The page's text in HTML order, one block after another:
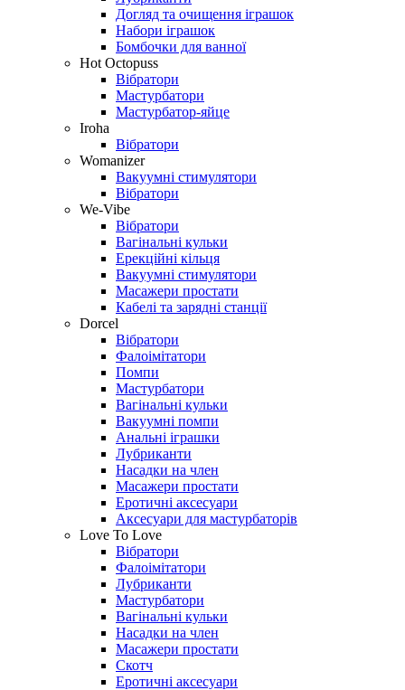
Догляд та очищення іграшок
Набори іграшок
Бомбочки для ванної
Hot Octopuss
Вібратори
Мастурбатори
Мастурбатор-яйце
Iroha
Вібратори
Womanizer
Вакуумні стимулятори
Вібратори
We-Vibe
Вібратори
Вагінальні кульки
Ерекційні кільця
Вакуумні стимулятори
Масажери простати
Кабелі та зарядні станції
Dorcel
Вібратори
Фалоімітатори
Помпи
Мастурбатори
Вагінальні кульки
Вакуумні помпи
Анальні іграшки
Лубриканти
Насадки на член
Масажери простати
Еротичні аксесуари
Аксесуари для мастурбаторів
Love To Love
Вібратори
Фалоімітатори
Лубриканти
Мастурбатори
Вагінальні кульки
Насадки на член
Масажери простати
Скотч
Еротичні аксесуари